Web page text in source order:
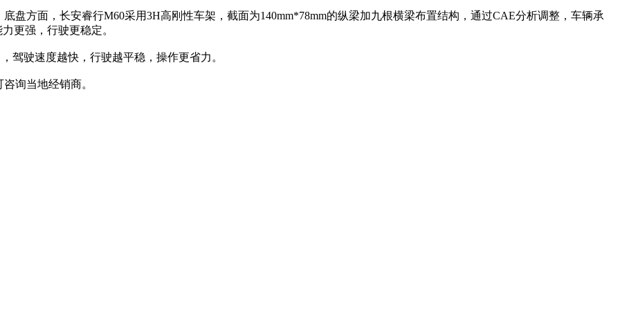
盘方面，长安睿行M60采用3H高刚性车架，截面为140mm*78mm的纵梁加九根横梁布置结构，通过CAE分析调整，车辆承
更强，行驶更稳定。
驾驶速度越快，行驶越平稳，操作更省力。
询当地经销商。